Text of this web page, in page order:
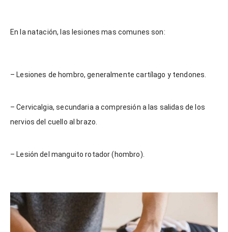
En la natación, las lesiones mas comunes son:
– Lesiones de hombro, generalmente cartílago y tendones.
– Cervicalgia, secundaria a compresión a las salidas de los
nervios del cuello al brazo.
– Lesión del manguito rotador (hombro).